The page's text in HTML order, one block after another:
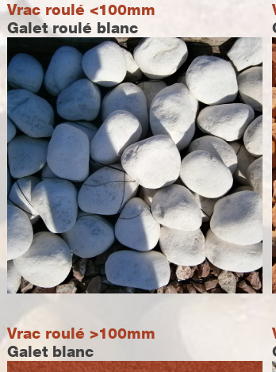
Vrac roulé <100mm
Galet roulé blanc
Vrac roulé >100mm
Galet blanc